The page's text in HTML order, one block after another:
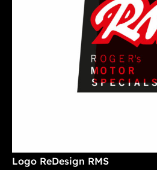
Logo ReDesign RMS